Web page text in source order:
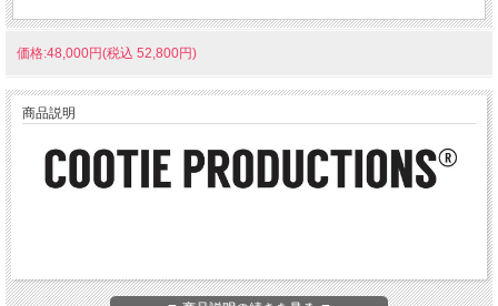
価格:48,000円(税込 52,800円)
商品説明